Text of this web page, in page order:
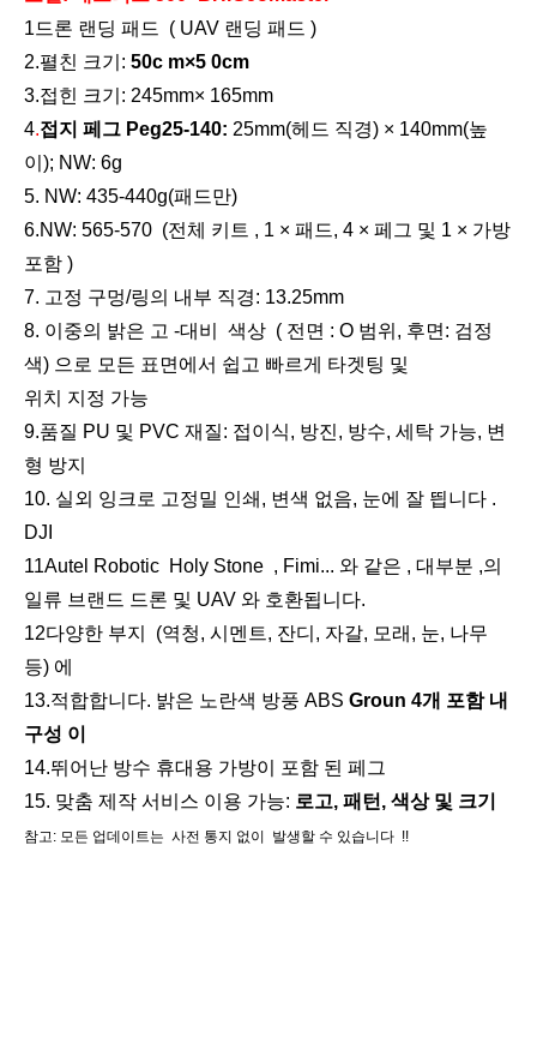
1드론 랜딩 패드 ( UAV 랜딩 패드 )
2.펼친 크기: 50c m×5 0cm
3.접힌 크기: 245mm× 165mm
4.접지 페그 Peg25-140: 25mm(헤드 직경) × 140mm(높
이); NW: 6g
5. NW: 435-440g(패드만)
6.NW: 565-570 (전체 키트 , 1 × 패드, 4 × 페그 및 1 × 가방
포함 )
7. 고정 구멍/링의 내부 직경: 13.25mm
8. 이중의 밝은 고 -대비 색상 ( 전면 : O 범위, 후면: 검정
색) 으로 모든 표면에서 쉽고 빠르게 타겟팅 및
위치 지정 가능
9.품질 PU 및 PVC 재질: 접이식, 방진, 방수, 세탁 가능, 변
형 방지
10. 실외 잉크로 고정밀 인쇄, 변색 없음, 눈에 잘 띕니다 .
DJI
11Autel Robotic Holy Stone , Fimi... 와 같은 , 대부분 ,의
일류 브랜드 드론 및 UAV 와 호환됩니다.
12다양한 부지 (역청, 시멘트, 잔디, 자갈, 모래, 눈, 나무
등) 에
13.적합합니다. 밝은 노란색 방풍 ABS Groun 4개 포함 내
구성 이
14.뛰어난 방수 휴대용 가방이 포함 된 페그
15. 맞춤 제작 서비스 이용 가능: 로고, 패턴, 색상 및 크기
참고: 모든 업데이트는 사전 통지 없이 발생할 수 있습니다 !!